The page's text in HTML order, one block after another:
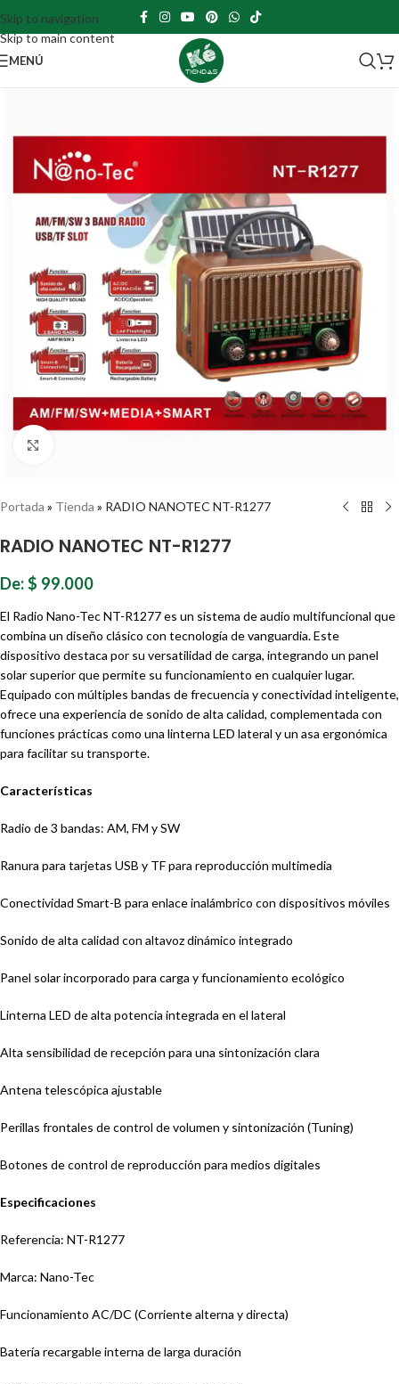
Skip to navigation
Skip to main content
MENÚ
Portada » Tienda » RADIO NANOTEC NT-R1277
RADIO NANOTEC NT-R1277
De:$ 99.000
El Radio Nano-Tec NT-R1277 es un sistema de audio multifuncional que
combina un diseño clásico con tecnología de vanguardia. Este
dispositivo destaca por su versatilidad de carga, integrando un panel
solar superior que permite su funcionamiento en cualquier lugar.
Equipado con múltiples bandas de frecuencia y conectividad inteligente,
ofrece una experiencia de sonido de alta calidad, complementada con
funciones prácticas como una linterna LED lateral y un asa ergonómica
para facilitar su transporte.
Características
Radio de 3 bandas: AM, FM y SW
Ranura para tarjetas USB y TF para reproducción multimedia
Conectividad Smart-B para enlace inalámbrico con dispositivos móviles
Sonido de alta calidad con altavoz dinámico integrado
Panel solar incorporado para carga y funcionamiento ecológico
Linterna LED de alta potencia integrada en el lateral
Alta sensibilidad de recepción para una sintonización clara
Antena telescópica ajustable
Perillas frontales de control de volumen y sintonización (Tuning)
Botones de control de reproducción para medios digitales
Especificaciones
Referencia: NT-R1277
Marca: Nano-Tec
Funcionamiento AC/DC (Corriente alterna y directa)
Batería recargable interna de larga duración